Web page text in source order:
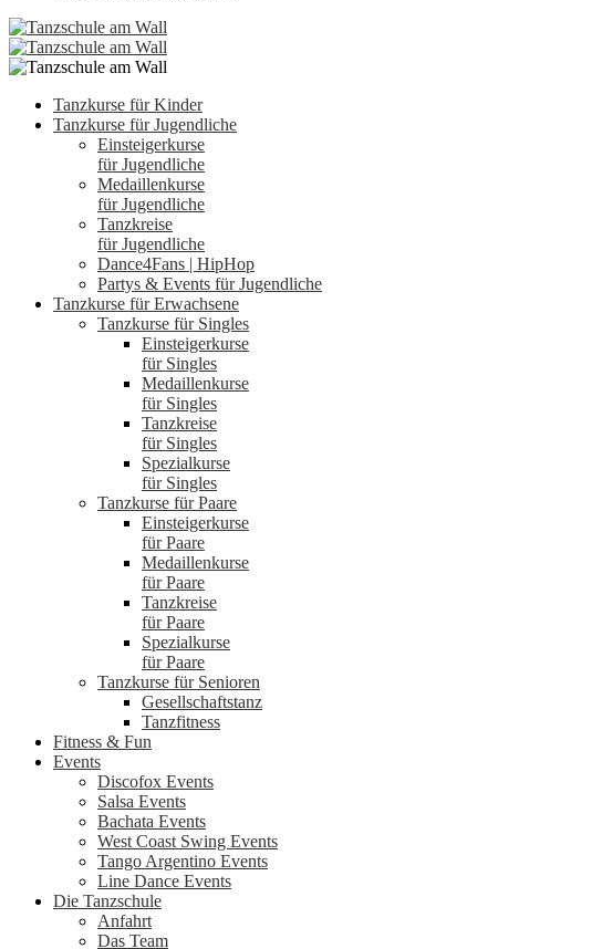
Tanzkurse für Kinder
Tanzkurse für Jugendliche
Einsteigerkurse
für Jugendliche
Medaillenkurse
für Jugendliche
Tanzkreise
für Jugendliche
Dance4Fans | HipHop
Partys & Events für Jugendliche
Tanzkurse für Erwachsene
Tanzkurse für Singles
Einsteigerkurse
für Singles
Medaillenkurse
für Singles
Tanzkreise
für Singles
Spezialkurse
für Singles
Tanzkurse für Paare
Einsteigerkurse
für Paare
Medaillenkurse
für Paare
Tanzkreise
für Paare
Spezialkurse
für Paare
Tanzkurse für Senioren
Gesellschaftstanz
Tanzfitness
Fitness & Fun
Events
Discofox Events
Salsa Events
Bachata Events
West Coast Swing Events
Tango Argentino Events
Line Dance Events
Die Tanzschule
Anfahrt
Das Team